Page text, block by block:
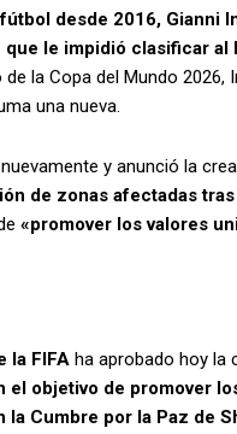
desde 2016, Gianni
que le impidió clasificar al
de la Copa del Mundo
una nueva.
y anunció la
de zonas afectadas
«promover los valores
la FIFA ha aprobado hoy la
el objetivo de promover
Cumbre por la Paz de